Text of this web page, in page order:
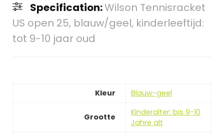
Specification:Wilson Tennisracket
US open 25, blauw/geel, kinderleeftijd:
tot 9-10 jaar oud
Kleur ‎Blauw-geel
Grootte
‎Kinderalter: bis 9-10
Jahre alt